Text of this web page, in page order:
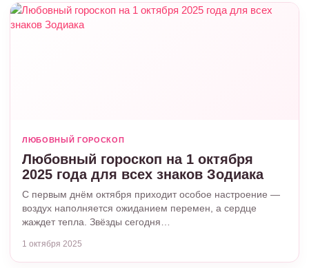
ЛЮБОВНЫЙ ГОРОСКОП
Любовный гороскоп на 1 октября
2025 года для всех знаков Зодиака
С первым днём октября приходит особое настроение —
воздух наполняется ожиданием перемен, а сердце
жаждет тепла. Звёзды сегодня…
1 октября 2025